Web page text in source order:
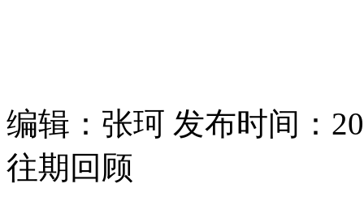
编辑：张珂 发布时间：
往期回顾